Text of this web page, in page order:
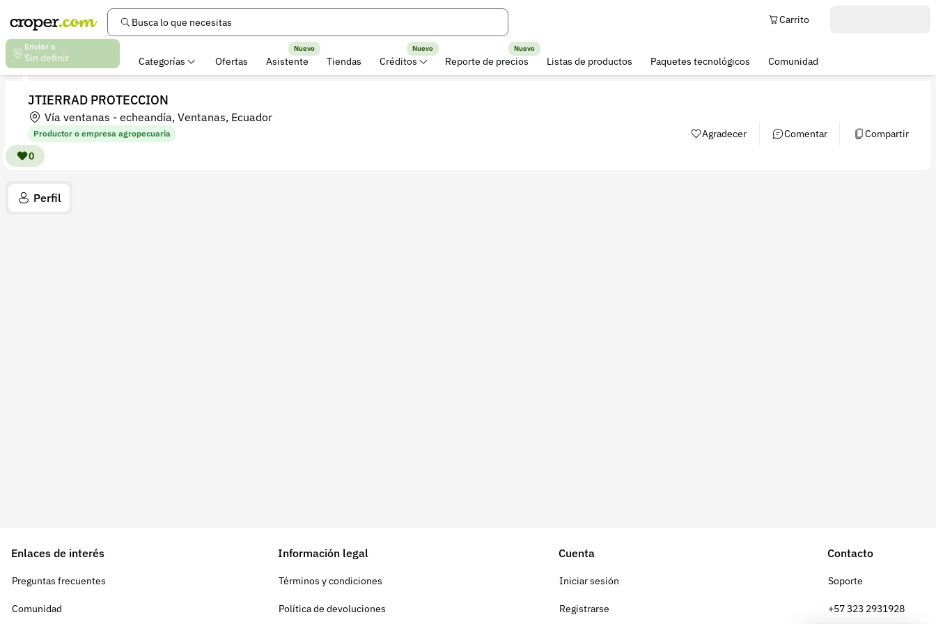
Busca lo que necesitas
Enviar a
Sin definir
Carrito
Categorías Ofertas Asistente
Nuevo
Tiendas Créditos
Nuevo
Reporte de precios
Nuevo
Listas de productos Paquetes tecnológicos Comunidad
0
JTIERRAD PROTECCION
Vía ventanas - echeandía, Ventanas, Ecuador
Productor o empresa agropecuaria Agradecer Comentar Compartir
Perfil
Enlaces de interés
Preguntas frecuentes
Comunidad
Información legal
Términos y condiciones
Política de devoluciones
Cuenta
Iniciar sesión
Registrarse
Contacto
Soporte
+57 323 2931928